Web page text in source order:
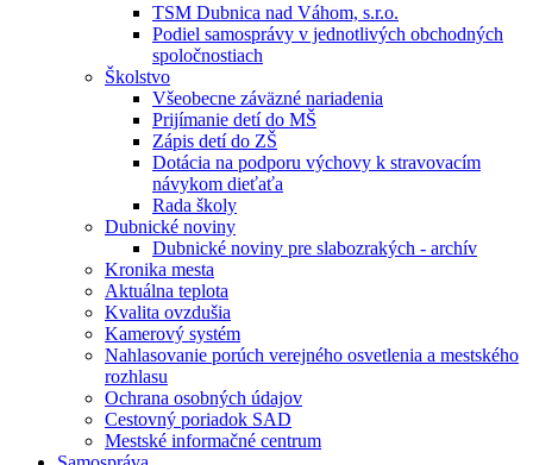
TSM Dubnica nad Váhom, s.r.o.
Podiel samosprávy v jednotlivých obchodných
spoločnostiach
Školstvo
Všeobecne záväzné nariadenia
Prijímanie detí do MŠ
Zápis detí do ZŠ
Dotácia na podporu výchovy k stravovacím
návykom dieťaťa
Rada školy
Dubnické noviny
Dubnické noviny pre slabozrakých - archív
Kronika mesta
Aktuálna teplota
Kvalita ovzdušia
Kamerový systém
Nahlasovanie porúch verejného osvetlenia a mestského
rozhlasu
Ochrana osobných údajov
Cestovný poriadok SAD
Mestské informačné centrum